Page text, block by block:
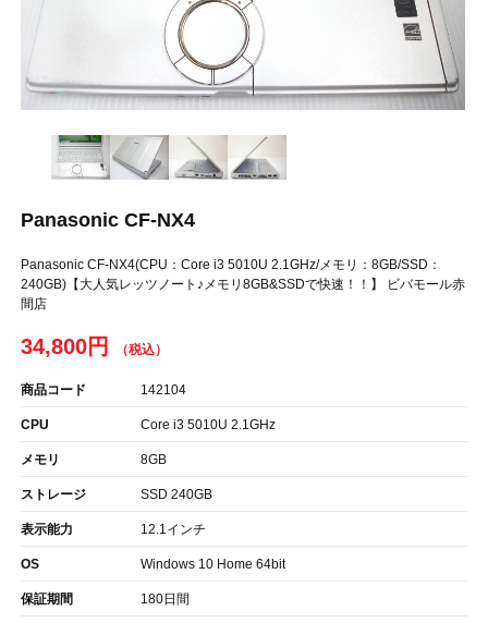
Panasonic CF-NX4
Panasonic CF-NX4(CPU：Core i3 5010U 2.1GHz/メモリ：8GB/SSD：
240GB)【大人気レッツノート♪メモリ8GB&SSDで快速！！】 ビバモール赤
間店
34,800円
商品コード 142104
CPU Core i3 5010U 2.1GHz
メモリ 8GB
ストレージ SSD 240GB
表示能力 12.1インチ
OS Windows 10 Home 64bit
保証期間 180日間